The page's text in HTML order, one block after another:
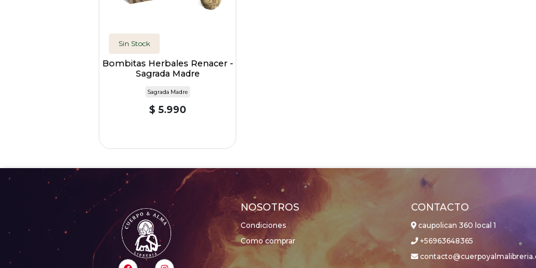
Sin Stock
Bombitas Herbales Renacer -
Sagrada Madre
Sagrada Madre
$ 5.990
NOSOTROS
Condiciones
Como comprar
CONTACTO
caupolican 360 local 1
+56963648365